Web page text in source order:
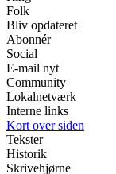
Folk
Bliv opdateret
Abonnér
Social
E-mail nyt
Community
Lokalnetværk
Interne links
Kort over siden
Tekster
Historik
Skrivehjørne